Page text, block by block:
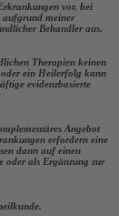
vor, bei
aufgrund meiner
Behandler aus.
Therapien keinen
oder ein Heilerfolg kann
evidenzbasierte
Angebot
erfordern eine
dann auf einen
oder als Ergänzung zur